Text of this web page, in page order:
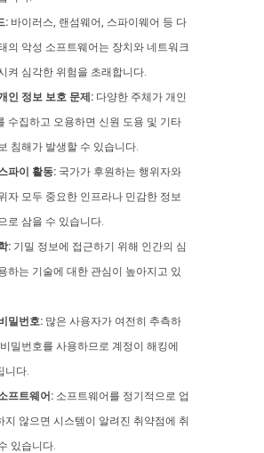
: 바이러스, 랜섬웨어, 스파이웨어 등 다
의 악성 소프트웨어는 장치와 네트워크
켜 심각한 위험을 초래합니다.
인 정보 보호 문제: 다양한 주체가 개인
수집하고 오용하면 신원 도용 및 기타
침해가 발생할 수 있습니다.
파이 활동: 국가가 후원하는 행위자와
자 모두 중요한 인프라나 민감한 정보
로 삼을 수 있습니다.
: 기밀 정보에 접근하기 위해 인간의 심
하는 기술에 대한 관심이 높아지고 있
밀번호: 많은 사용자가 여전히 추측하
밀번호를 사용하므로 계정이 해킹에
니다.
프트웨어: 소프트웨어를 정기적으로 업
지 않으면 시스템이 알려진 취약점에 취
있습니다.